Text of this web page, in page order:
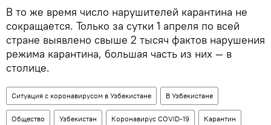
В то же время число нарушителей карантина не
сокращается. Только за сутки 1 апреля по всей
стране выявлено свыше 2 тысяч фактов нарушения
режима карантина, большая часть из них — в
столице.
Ситуация с коронавирусом в Узбекистане В Узбекистане
Общество Узбекистан Коронавирус COVID-19 Карантин